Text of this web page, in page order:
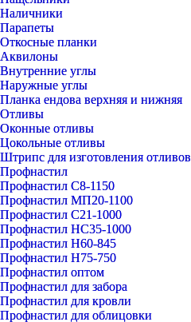
Наличники
Парапеты
Откосные планки
Аквилоны
Внутренние углы
Наружные углы
Планка ендова верхняя и нижняя
Отливы
Оконные отливы
Цокольные отливы
Штрипс для изготовления отливов
Профнастил
Профнастил С8-1150
Профнастил МП20-1100
Профнастил С21-1000
Профнастил НС35-1000
Профнастил Н60-845
Профнастил Н75-750
Профнастил оптом
Профнастил для забора
Профнастил для кровли
Профнастил для облицовки